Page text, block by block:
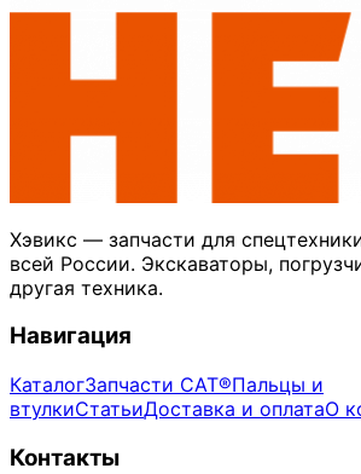
Хэвикс — запчасти для
всей России. Экскаваторы,
другая техника.
Навигация
КаталогЗапчасти CAT®Пальцы и
втулкиСтатьиДоставка и оплатаО
Контакты